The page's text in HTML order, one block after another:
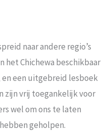
naar andere regio’s
het Chichewa beschikbaar
een uitgebreid lesboek
zijn vrij toegankelijk voor
wel om ons te laten
geholpen.